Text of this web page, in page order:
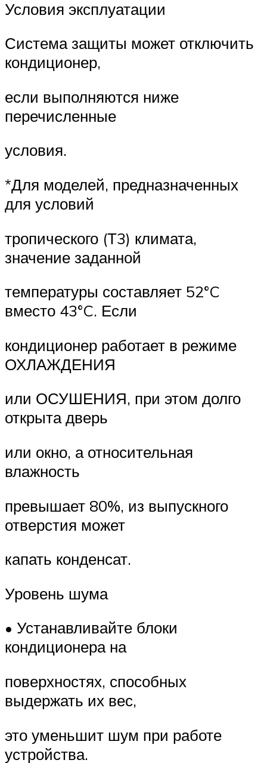
Условия эксплуатации
Система защиты может отключить
кондиционер,
если выполняются ниже
перечисленные
условия.
*Для моделей, предназначенных
для условий
тропического (Т3) климата,
значение заданной
температуры составляет 52°C
вместо 43°C. Если
кондиционер работает в режиме
ОХЛАЖДЕНИЯ
или ОСУШЕНИЯ, при этом долго
открыта дверь
или окно, а относительная
влажность
превышает 80%, из выпускного
отверстия может
капать конденсат.
Уровень шума
• Устанавливайте блоки
кондиционера на
поверхностях, способных
выдержать их вес,
это уменьшит шум при работе
устройства.